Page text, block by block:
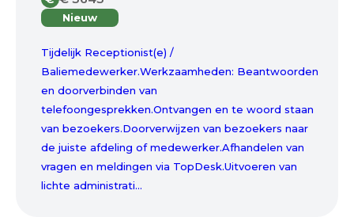
Nieuw
Tijdelijk Receptionist(e) /
Baliemedewerker.Werkzaamheden: Beantwoorden
en doorverbinden van
telefoongesprekken.Ontvangen en te woord staan
van bezoekers.Doorverwijzen van bezoekers naar
de juiste afdeling of medewerker.Afhandelen van
vragen en meldingen via TopDesk.Uitvoeren van
lichte administrati...